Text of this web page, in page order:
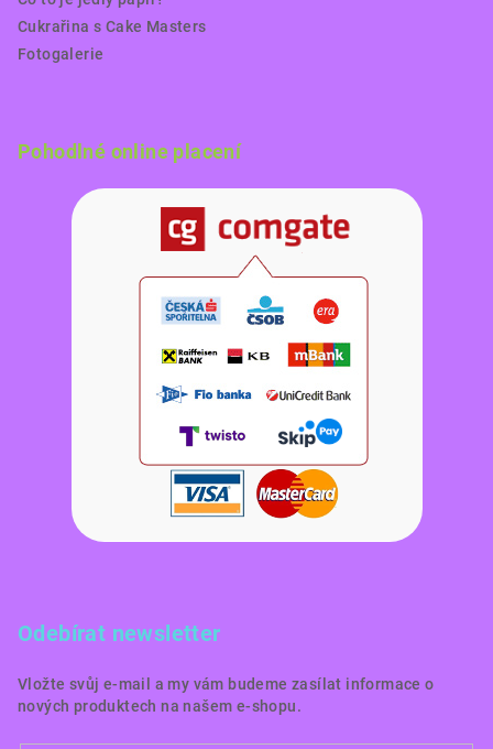
Cukrařina s Cake Masters
Fotogalerie
Pohodlné online placení
Odebírat newsletter
Vložte svůj e-mail a my vám budeme zasílat informace o
nových produktech na našem e-shopu.